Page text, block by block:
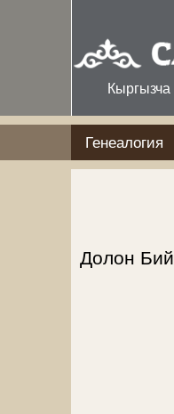
Кыргызча
Генеалогия
Долон Бий